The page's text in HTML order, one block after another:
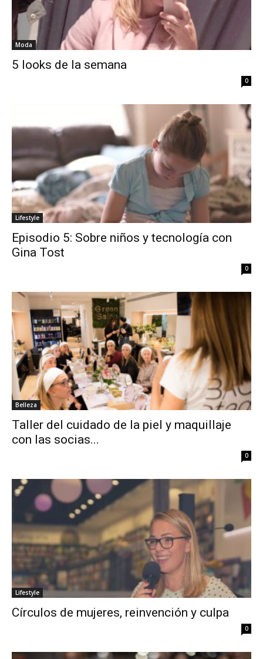
Moda
5 looks de la semana
0
Lifestyle
Episodio 5: Sobre niños y tecnología con
Gina Tost
0
Belleza
Taller del cuidado de la piel y maquillaje
con las socias...
0
Lifestyle
Círculos de mujeres, reinvención y culpa
0